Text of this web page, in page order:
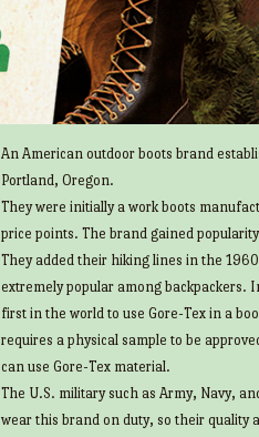
An American outdoor boots brand
Portland, Oregon.
They were initially a work boots
price points. The brand gained
They added their hiking lines in the
extremely popular among backpackers.
first in the world to use Gore-Tex in a
requires a physical sample to be
can use Gore-Tex material.
The U.S. military such as Army, Navy,
wear this brand on duty, so their quality